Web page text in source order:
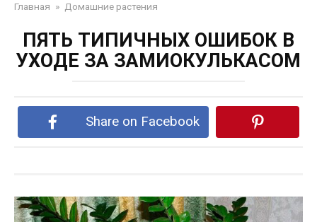
Главная » Домашние растения
ПЯТЬ ТИПИЧНЫХ ОШИБОК В
УХОДЕ ЗА ЗАМИОКУЛЬКАСОМ
Share on Facebook